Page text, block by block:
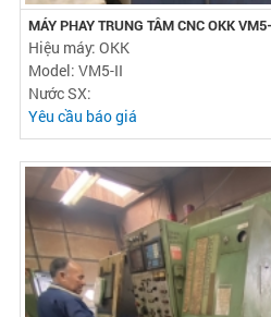
MÁY PHAY TRUNG TÂM CNC OKK
Hiệu máy: OKK
Model: VM5-II
Nước SX:
Yêu cầu báo giá